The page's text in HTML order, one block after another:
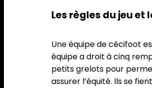
Les règles du jeu
Une équipe de cécifoot
équipe a droit à cinq
petits grelots pour
assurer l’équité. Ils se